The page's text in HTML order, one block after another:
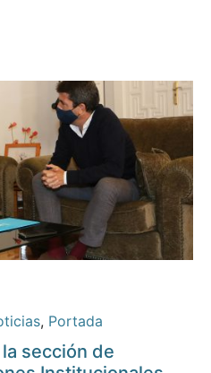
, Portada
sección de